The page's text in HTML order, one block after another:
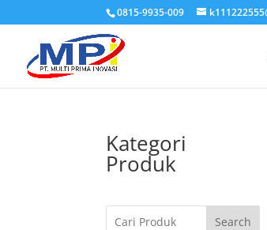
0815-9935-009
Kategori
Produk
Search